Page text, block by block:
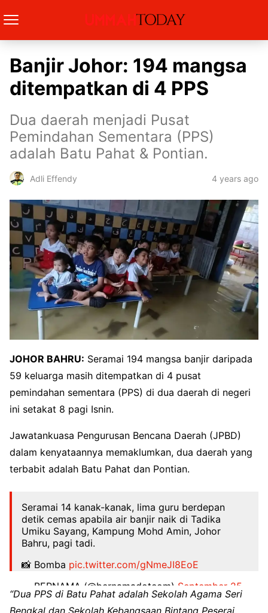
Banjir Johor: 194 mangsa
ditempatkan di 4 PPS
Dua daerah menjadi Pusat
Pemindahan Sementara (PPS)
adalah Batu Pahat & Pontian.
Adli Effendy 4 years ago
JOHOR BAHRU: Seramai 194 mangsa banjir daripada
59 keluarga masih ditempatkan di 4 pusat
pemindahan sementara (PPS) di dua daerah di negeri
ini setakat 8 pagi Isnin.
Jawatankuasa Pengurusan Bencana Daerah (JPBD)
dalam kenyataannya memaklumkan, dua daerah yang
terbabit adalah Batu Pahat dan Pontian.
Seramai 14 kanak-kanak, lima guru berdepan
detik cemas apabila air banjir naik di Tadika
Umiku Sayang, Kampung Mohd Amin, Johor
Bahru, pagi tadi.
📸 Bomba pic.twitter.com/gNmeJI8EoE
— BERNAMA (@bernamadotcom) September 25,
2022
“Dua PPS di Batu Pahat adalah Sekolah Agama Seri